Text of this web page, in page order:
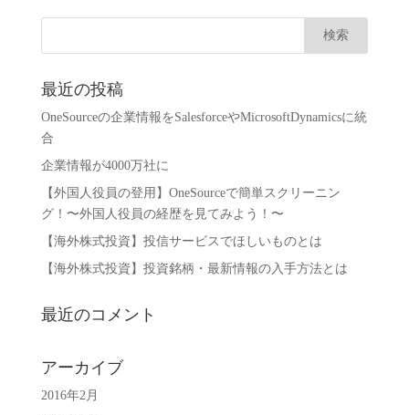
最近の投稿
OneSourceの企業情報をSalesforceやMicrosoftDynamicsに統
合
企業情報が4000万社に
【外国人役員の登用】OneSourceで簡単スクリーニン
グ！〜外国人役員の経歴を見てみよう！〜
【海外株式投資】投信サービスでほしいものとは
【海外株式投資】投資銘柄・最新情報の入手方法とは
最近のコメント
アーカイブ
2016年2月